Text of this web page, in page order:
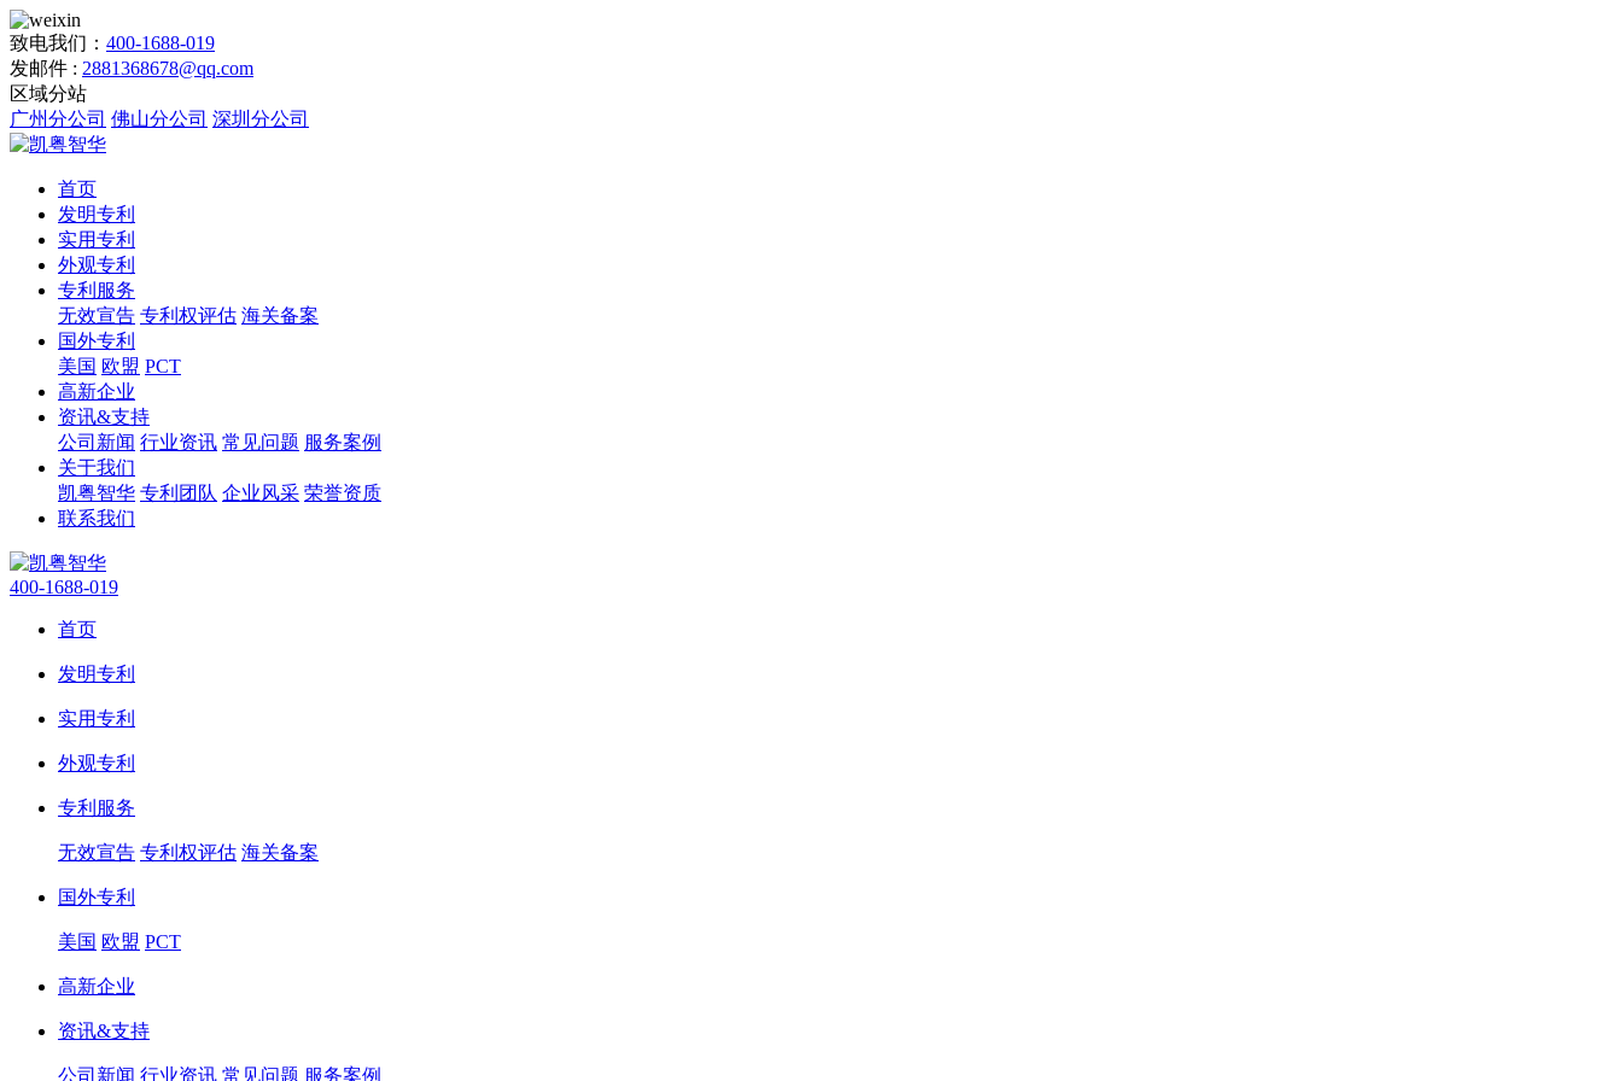
致电我们： 400-1688-019
发邮件 : 2881368678@qq.com
区域分站
广州分公司 佛山分公司 深圳分公司
首页
发明专利
实用专利
外观专利
专利服务
无效宣告 专利权评估 海关备案
国外专利
美国 欧盟 PCT
高新企业
资讯&支持
公司新闻 行业资讯 常见问题 服务案例
关于我们
凯粤智华 专利团队 企业风采 荣誉资质
联系我们
400-1688-019
首页
发明专利
实用专利
外观专利
专利服务
无效宣告 专利权评估 海关备案
国外专利
美国 欧盟 PCT
高新企业
资讯&支持
公司新闻 行业资讯 常见问题 服务案例